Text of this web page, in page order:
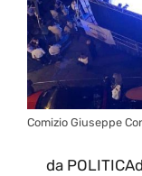
Comizio Giuseppe
da